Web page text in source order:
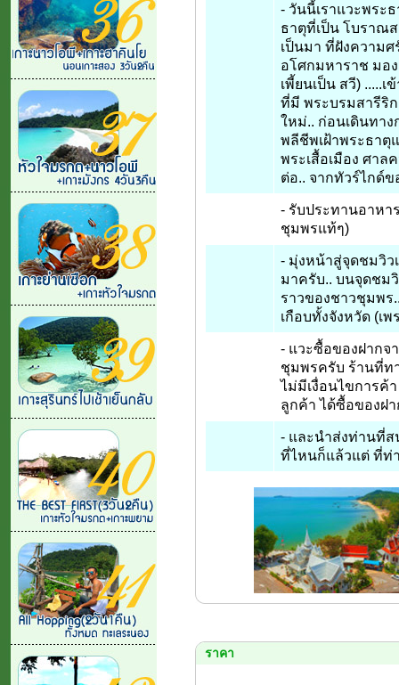
- วันนี้เราแวะพระ
ธาตุที่เป็น โบราณ
เป็นมา ที่ฝังความ
อโศกมหาราช มอ
เพี้ยนเป็น สวี) .....
ที่มี พระบรมสารีริ
ใหม่.. ก่อนเดินทาง
พลีชีพเฝ้าพระธาตุ
พระเสื้อเมือง ศาล
ต่อ.. จากทัวร์ไกด์ข
- รับประทานอาหา
ชุมพรแท้ๆ)
- มุ่งหน้าสู่จุดชมวิว
มาครับ.. บนจุดชม
ราวของชาวชุมพร
เกือบทั้งจังหวัด (เ
- แวะซื้อของฝากจ
ชุมพรครับ ร้านที่ท
ไม่มีเงื่อนไขการค้
ลูกค้า ได้ซื้อของฝ
- และนำส่งท่านที่
ที่ไหนก็แล้วแต่ ที่ท่
ราคา